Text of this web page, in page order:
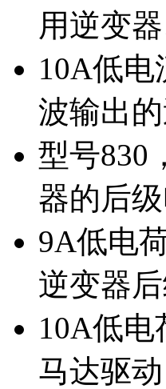
用逆变器
10A低电
波输出
型号830
器的后级
9A低电
逆变器后
10A低电
马达驱动